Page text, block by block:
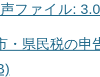
ファイル:
・県民税の申